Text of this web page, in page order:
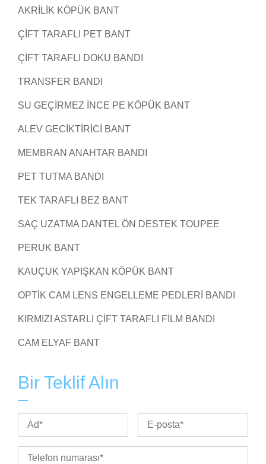
AKRILIK KÖPÜK BANT
ÇIFT TARAFLI PET BANT
ÇIFT TARAFLI DOKU BANDI
TRANSFER BANDI
SU GEÇIRMEZ İNCE PE KÖPÜK BANT
ALEV GECIKTIRICI BANT
MEMBRAN ANAHTAR BANDI
PET TUTMA BANDI
TEK TARAFLI BEZ BANT
SAÇ UZATMA DANTEL ÖN DESTEK TOUPEE
PERUK BANT
KAUÇUK YAPIŞKAN KÖPÜK BANT
OPTIK CAM LENS ENGELLEME PEDLERI BANDI
KIRMIZI ASTARLI ÇIFT TARAFLI FILM BANDI
CAM ELYAF BANT
Bir Teklif Alın